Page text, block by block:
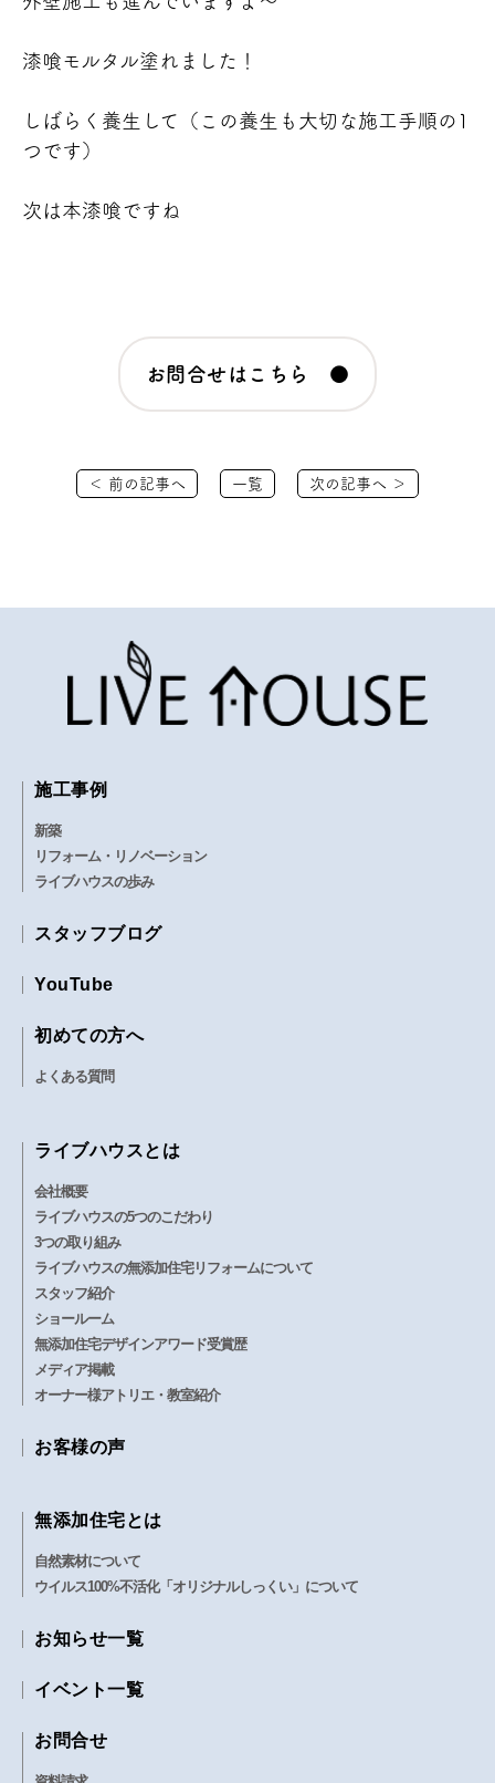
漆喰モルタル塗れました！
しばらく養生して（この養生も大切な施工手順の1
つです）
次は本漆喰ですね
お問合せはこちら ●
＜ 前の記事へ 一覧 次の記事へ ＞
施工事例
新築
リフォーム・リノベーション
ライブハウスの歩み
スタッフブログ
YouTube
初めての方へ
よくある質問
ライブハウスとは
会社概要
ライブハウスの5つのこだわり
3つの取り組み
ライブハウスの無添加住宅リフォームについて
スタッフ紹介
ショールーム
無添加住宅デザインアワード受賞歴
メディア掲載
オーナー様アトリエ・教室紹介
お客様の声
無添加住宅とは
自然素材について
ウイルス100%不活化「オリジナルしっくい」について
お知らせ一覧
イベント一覧
お問合せ